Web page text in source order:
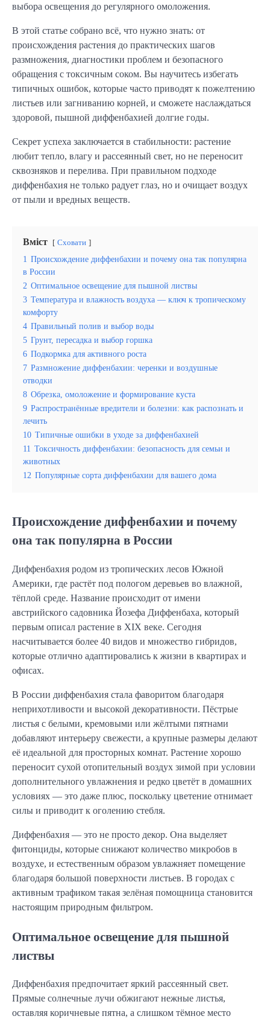
выбора освещения до регулярного омоложения.
В этой статье собрано всё, что нужно знать: от
происхождения растения до практических шагов
размножения, диагностики проблем и безопасного
обращения с токсичным соком. Вы научитесь избегать
типичных ошибок, которые часто приводят к пожелтению
листьев или загниванию корней, и сможете наслаждаться
здоровой, пышной диффенбахией долгие годы.
Секрет успеха заключается в стабильности: растение
любит тепло, влагу и рассеянный свет, но не переносит
сквозняков и перелива. При правильном подходе
диффенбахия не только радует глаз, но и очищает воздух
от пыли и вредных веществ.
Вміст Сховати
1 Происхождение диффенбахии и почему она так популярна
в России
2 Оптимальное освещение для пышной листвы
3 Температура и влажность воздуха — ключ к тропическому
комфорту
4 Правильный полив и выбор воды
5 Грунт, пересадка и выбор горшка
6 Подкормка для активного роста
7 Размножение диффенбахии: черенки и воздушные
отводки
8 Обрезка, омоложение и формирование куста
9 Распространённые вредители и болезни: как распознать и
лечить
10 Типичные ошибки в уходе за диффенбахией
11 Токсичность диффенбахии: безопасность для семьи и
животных
12 Популярные сорта диффенбахии для вашего дома
Происхождение диффенбахии и почему
она так популярна в России
Диффенбахия родом из тропических лесов Южной
Америки, где растёт под пологом деревьев во влажной,
тёплой среде. Название происходит от имени
австрийского садовника Йозефа Диффенбаха, который
первым описал растение в XIX веке. Сегодня
насчитывается более 40 видов и множество гибридов,
которые отлично адаптировались к жизни в квартирах и
офисах.
В России диффенбахия стала фаворитом благодаря
неприхотливости и высокой декоративности. Пёстрые
листья с белыми, кремовыми или жёлтыми пятнами
добавляют интерьеру свежести, а крупные размеры делают
её идеальной для просторных комнат. Растение хорошо
переносит сухой отопительный воздух зимой при условии
дополнительного увлажнения и редко цветёт в домашних
условиях — это даже плюс, поскольку цветение отнимает
силы и приводит к оголению стебля.
Диффенбахия — это не просто декор. Она выделяет
фитонциды, которые снижают количество микробов в
воздухе, и естественным образом увлажняет помещение
благодаря большой поверхности листьев. В городах с
активным трафиком такая зелёная помощница становится
настоящим природным фильтром.
Оптимальное освещение для пышной
листвы
Диффенбахия предпочитает яркий рассеянный свет.
Прямые солнечные лучи обжигают нежные листья,
оставляя коричневые пятна, а слишком тёмное место